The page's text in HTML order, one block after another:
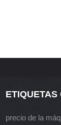
precio de la